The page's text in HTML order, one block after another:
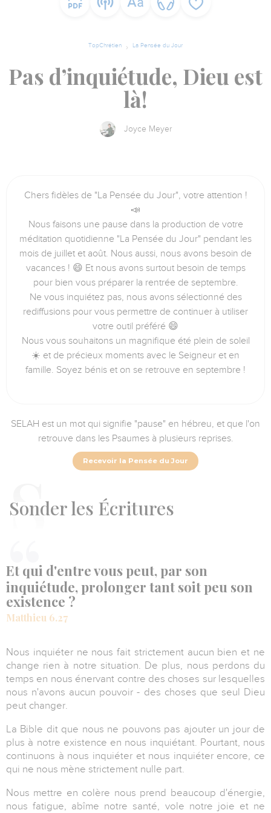
TopChrétien La Pensée du Jour
Pas d’inquiétude, Dieu est
là!
Joyce Meyer
Chers fidèles de "La Pensée du Jour", votre attention !
📣
Nous faisons une pause dans la production de votre
méditation quotidienne "La Pensée du Jour" pendant les
mois de juillet et août. Nous aussi, nous avons besoin de
vacances ! 😄 Et nous avons surtout besoin de temps
pour bien vous préparer la rentrée de septembre.
Ne vous inquiétez pas, nous avons sélectionné des
rediffusions pour vous permettre de continuer à utiliser
votre outil préféré 😄
Nous vous souhaitons un magnifique été plein de soleil
☀️ et de précieux moments avec le Seigneur et en
famille. Soyez bénis et on se retrouve en septembre !
SELAH est un mot qui signifie "pause" en hébreu, et que l'on
retrouve dans les Psaumes à plusieurs reprises.
Recevoir la Pensée du Jour
Sonderles Écritures
Et qui d'entre vous peut, par son
inquiétude, prolonger tant soit peu son
existence ?
Matthieu 6.27
Nous inquiéter ne nous fait strictement aucun bien et ne
change rien à notre situation. De plus, nous perdons du
temps en nous énervant contre des choses sur lesquelles
nous n'avons aucun pouvoir - des choses que seul Dieu
peut changer.
La Bible dit que nous ne pouvons pas ajouter un jour de
plus à notre existence en nous inquiétant. Pourtant, nous
continuons à nous inquiéter et nous inquiéter encore, ce
qui ne nous mène strictement nulle part.
Nous mettre en colère nous prend beaucoup d'énergie,
nous fatigue, abîme notre santé, vole notre joie et ne